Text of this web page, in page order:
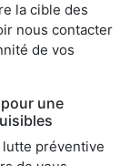
la cible des
nous contacter
de vos
une
lutte préventive